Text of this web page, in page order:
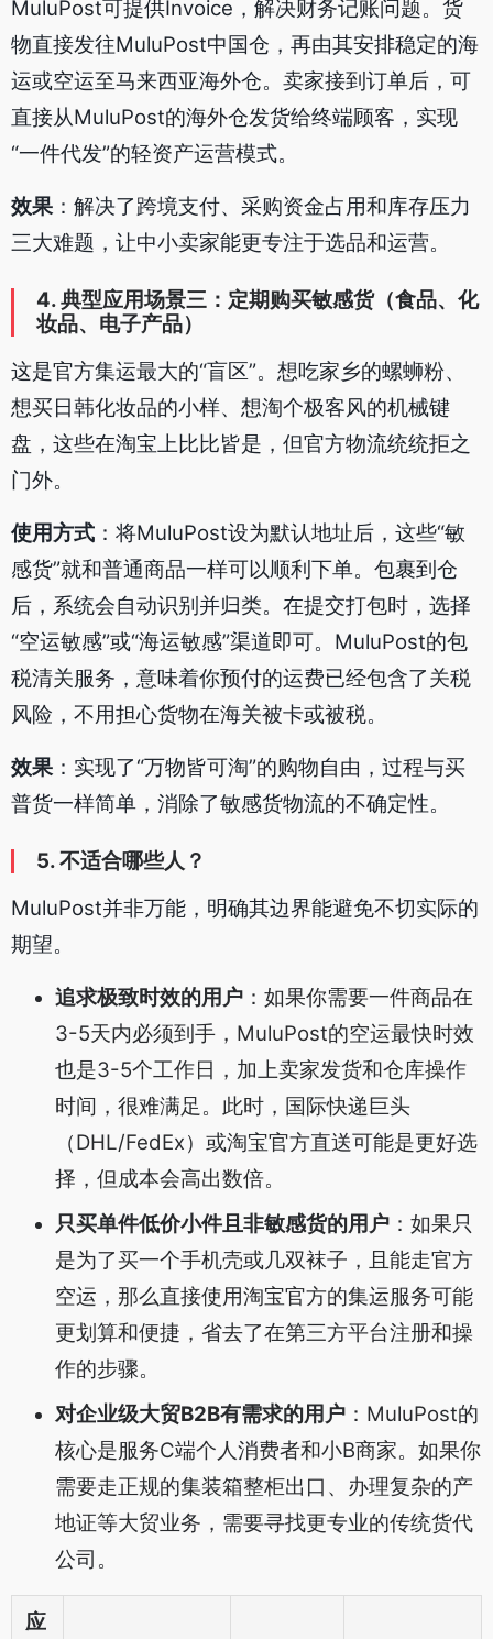
MuluPost可提供Invoice，解决财务记账问题。货
物直接发往MuluPost中国仓，再由其安排稳定的海
运或空运至马来西亚海外仓。卖家接到订单后，可
直接从MuluPost的海外仓发货给终端顾客，实现
“一件代发”的轻资产运营模式。
效果：解决了跨境支付、采购资金占用和库存压力
三大难题，让中小卖家能更专注于选品和运营。
4. 典型应用场景三：定期购买敏感货（食品、化
妆品、电子产品）
这是官方集运最大的“盲区”。想吃家乡的螺蛳粉、
想买日韩化妆品的小样、想淘个极客风的机械键
盘，这些在淘宝上比比皆是，但官方物流统统拒之
门外。
使用方式 ：将MuluPost设为默认地址后，这些“敏
感货”就和普通商品一样可以顺利下单。包裹到仓
后，系统会自动识别并归类。在提交打包时，选择
“空运敏感”或“海运敏感”渠道即可。MuluPost的包
税清关服务，意味着你预付的运费已经包含了关税
风险，不用担心货物在海关被卡或被税。
效果：实现了“万物皆可淘”的购物自由，过程与买
普货一样简单，消除了敏感货物流的不确定性。
5. 不适合哪些人？
MuluPost并非万能，明确其边界能避免不切实际的
期望。
追求极致时效的用户 ：如果你需要一件商品在
3-5天内必须到手，MuluPost的空运最快时效
也是3-5个工作日，加上卖家发货和仓库操作
时间，很难满足。此时，国际快递巨头
（DHL/FedEx）或淘宝官方直送可能是更好选
择，但成本会高出数倍。
只买单件低价小件且非敏感货的用户 ：如果只
是为了买一个手机壳或几双袜子，且能走官方
空运，那么直接使用淘宝官方的集运服务可能
更划算和便捷，省去了在第三方平台注册和操
作的步骤。
对企业级大贸B2B有需求的用户 ：MuluPost的
核心是服务C端个人消费者和小B商家。如果你
需要走正规的集装箱整柜出口、办理复杂的产
地证等大贸业务，需要寻找更专业的传统货代
公司。
应